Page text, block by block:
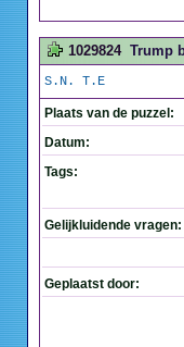
1029824 Trump
S.N. T.E
Plaats van de puzzel:
Datum:
Tags:
Gelijkluidende vragen:
Geplaatst door: